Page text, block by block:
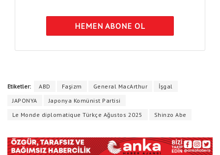
HEMEN ABONE OL
Etiketler: ABD Faşizm General MacArthur
İşgal
JAPONYA
Japonya Komünist Partisi
Le Monde diplomatique Türkçe Ağustos 2025
Shinzo Abe